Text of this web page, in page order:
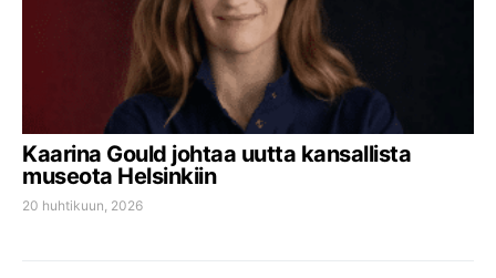
Kaarina Gould johtaa uutta kansallista
museota Helsinkiin
20 huhtikuun, 2026